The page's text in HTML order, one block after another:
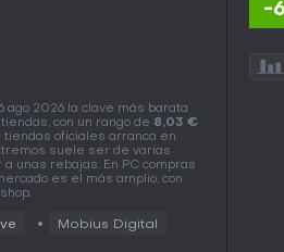
ago 2026 la clave más barata
con un rango de 8,03 €
tiendas oficiales arranca en
suele ser de varias
unas rebajas. En PC compras
es el más amplio, con
Mobius Digital
-